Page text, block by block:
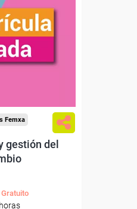
Femxa
gestión del